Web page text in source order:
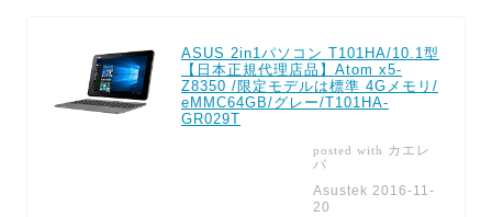
ASUS 2in1パソコン T101HA/10.1型
【日本正規代理店品】Atom x5-
Z8350 /限定モデルは標準 4Gメモリ/
eMMC64GB/グレー/T101HA-
GR029T
posted with カエレ
バ
Asustek 2016-11-
20